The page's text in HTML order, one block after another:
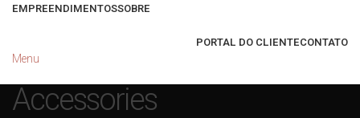
EMPREENDIMENTOSSOBRE
PORTAL DO CLIENTECONTATO
Menu
Accessories